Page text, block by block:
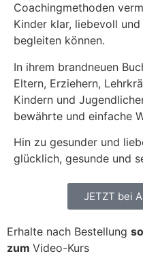
Coachingmethoden
Kinder klar, liebevoll
begleiten können.
In ihrem brandneuen
Eltern, Erziehern,
Kindern und
bewährte und einfache
Hin zu gesunder und
glücklich, gesunde und
JETZT bei
Erhalte nach Bestellung
zum Video-Kurs